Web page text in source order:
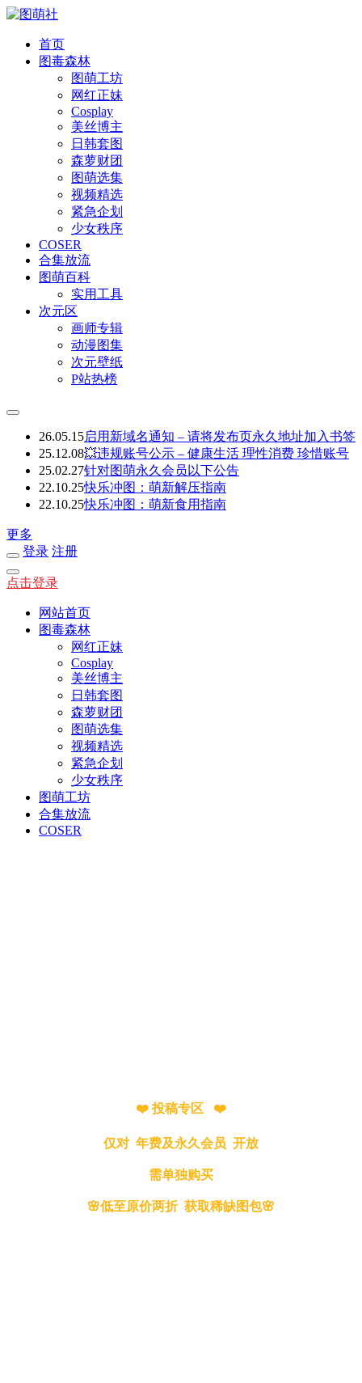
首页
图毒森林
图萌工坊
网红正妹
Cosplay
美丝博主
日韩套图
森萝财团
图萌选集
视频精选
紧急企划
少女秩序
COSER
合集放流
图萌百科
实用工具
次元区
画师专辑
动漫图集
次元壁纸
P站热榜
26.05.15启用新域名通知 – 请将发布页永久地址加入书签
25.12.08💥违规账号公示 – 健康生活 理性消费 珍惜账号
25.02.27针对图萌永久会员以下公告
22.10.25快乐冲图：萌新解压指南
22.10.25快乐冲图：萌新食用指南
更多
登录 注册
点击登录
网站首页
图毒森林
网红正妹
Cosplay
美丝博主
日韩套图
森萝财团
图萌选集
视频精选
紧急企划
少女秩序
图萌工坊
合集放流
COSER
❤️ 投稿专区 ❤️
仅对 年费及永久会员 开放
需单独购买
🌸低至原价两折 获取稀缺图包🌸